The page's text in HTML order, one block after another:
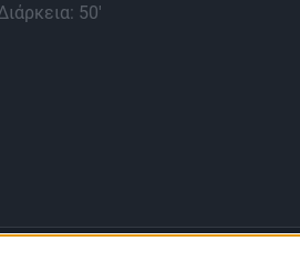
50'